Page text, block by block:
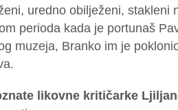
uredno obilježeni, stakleni
perioda kada je portunaš
muzeja, Branko im je
likovne kritičarke